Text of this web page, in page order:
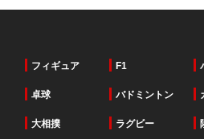
フィギュア F1
卓球 バドミントン
大相撲 ラグビー